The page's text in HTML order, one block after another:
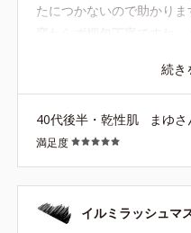
たにつかないので助かり
変わらず梱包丁寧ですね
続き
40代後半・乾性肌 まゆさ
満足度
イルミラッシュマ